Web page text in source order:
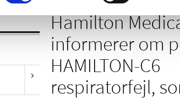
Hamilton
informerer om
HAMILTON-C6
respiratorfejl,